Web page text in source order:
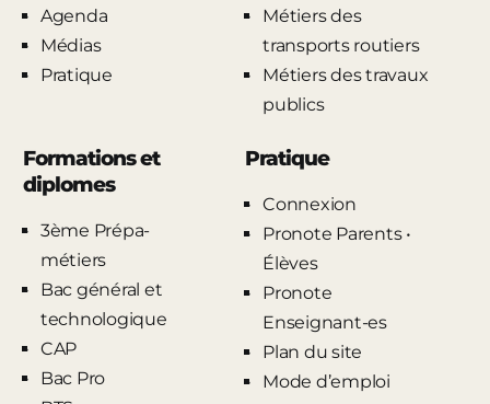
Agenda
Médias
Pratique
Métiers des
transports routiers
Métiers des travaux
publics
Formations et
diplomes
3ème Prépa-
métiers
Bac général et
technologique
CAP
Bac Pro
Pratique
Connexion
Pronote Parents •
Élèves
Pronote
Enseignant-es
Plan du site
Mode d’emploi